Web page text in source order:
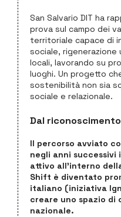
San Salvario DIT ha
prova sul campo dei
territoriale capace di
sociale, rigenerazione
locali, lavorando su
luoghi. Un progetto
sostenibilità non sia
sociale e relazionale.
Dal
Il percorso avviato
negli anni successivi
attivo all’interno
Shift è diventato
italiano (iniziativa
creare uno spazio
nazionale.